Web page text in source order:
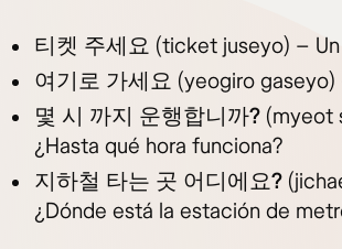
티켓 주세요 (ticket juseyo) –
여기로 가세요 (yeogiro
몇 시 까지 운행합니까? (myeot
¿Hasta qué hora funciona?
지하철 타는 곳 어디에요?
¿Dónde está la estación de